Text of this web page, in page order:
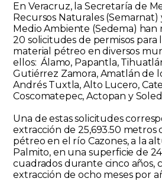
En Veracruz, la Secretaría de
Recursos Naturales (Semarnat)
Medio Ambiente (Sedema) han
20 solicitudes de permisos para
material pétreo en diversos
ellos: Álamo, Papantla,
Gutiérrez Zamora, Amatlán de
Andrés Tuxtla, Alto Lucero,
Coscomatepec, Actopan y
Una de estas solicitudes
extracción de 25,693.50 metros
pétreo en el río Cazones, a la
Palmito, en una superficie de
cuadrados durante cinco años,
extracción de ocho meses por